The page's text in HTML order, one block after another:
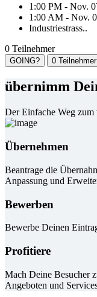
1:00 PM - Nov.
1:00 AM - Nov.
Industriestrass..
0 Teilnehmer
GOING? 0 Teilnehmer
übernimm
Der Einfache Weg
Übernehmen
Beantrage die
Anpassung und
Bewerben
Bewerbe Deinen
Profitiere
Mach Deine Besucher
Angeboten und